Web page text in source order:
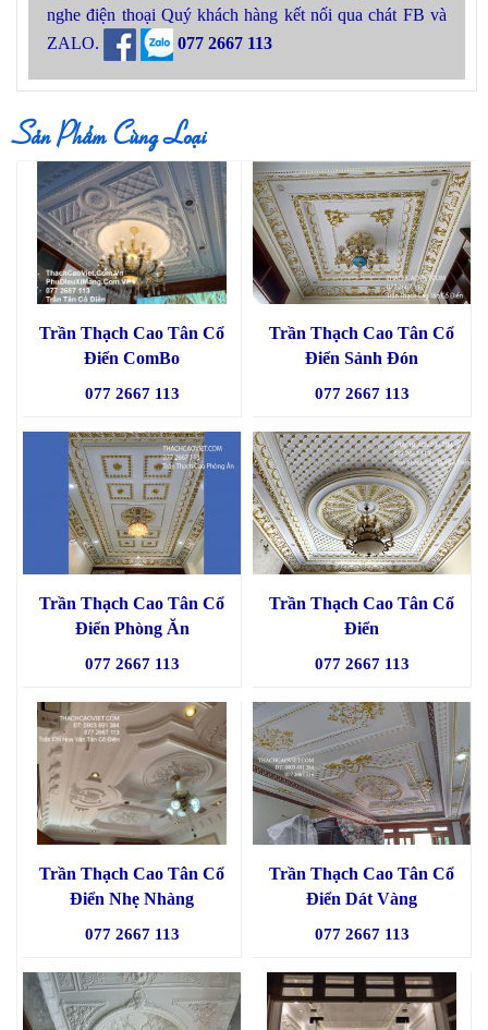
nghe điện thoại Quý khách hàng kết nối qua chát FB và
ZALO.
077 2667 113
Sản Phẩm Cùng Loại
Trần Thạch Cao Tân Cổ
Điển ComBo
077 2667 113
Trần Thạch Cao Tân Cổ
Điển Sảnh Đón
077 2667 113
Trần Thạch Cao Tân Cổ
Điển Phòng Ăn
077 2667 113
Trần Thạch Cao Tân Cổ
Điển
077 2667 113
Trần Thạch Cao Tân Cổ
Điển Nhẹ Nhàng
077 2667 113
Trần Thạch Cao Tân Cổ
Điển Dát Vàng
077 2667 113